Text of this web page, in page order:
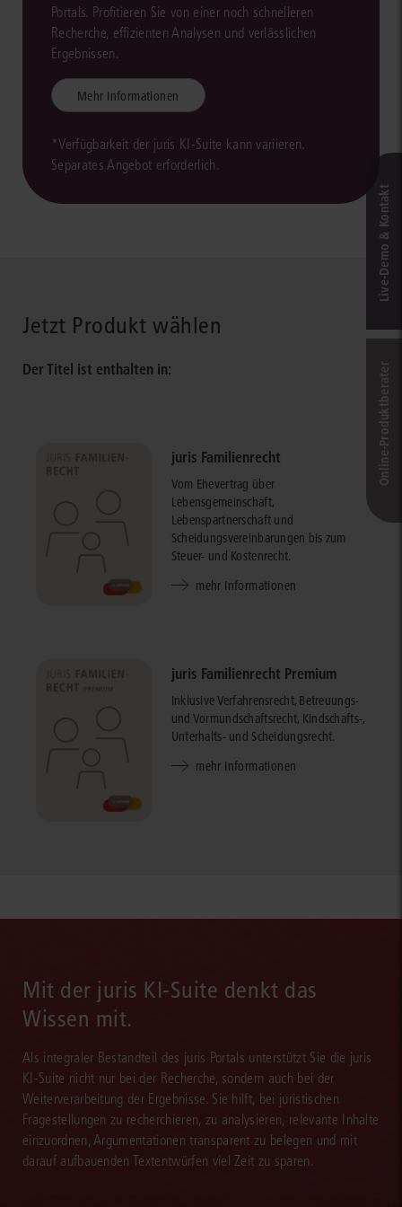
Portals. Profitieren Sie von einer noch schnelleren
Recherche, effizienten Analysen und verlässlichen
Ergebnissen.
Mehr Informationen
*Verfügbarkeit der juris KI-Suite kann variieren.
Separates Angebot erforderlich.
Jetzt Produkt wählen
Der Titel ist enthalten in:
juris Familienrecht
Vom Ehevertrag über
Lebensgemeinschaft,
Lebenspartnerschaft und
Scheidungsvereinbarungen bis zum
Steuer- und Kostenrecht.
mehr Informationen
juris Familienrecht Premium
Inklusive Verfahrensrecht, Betreuungs-
und Vormundschaftsrecht, Kindschafts-,
Unterhalts- und Scheidungsrecht.
mehr Informationen
Mit der juris KI-Suite denkt das
Wissen mit.
Als integraler Bestandteil des juris Portals unterstützt Sie die juris
KI-Suite nicht nur bei der Recherche, sondern auch bei der
Weiterverarbeitung der Ergebnisse. Sie hilft, bei juristischen
Fragestellungen zu recherchieren, zu analysieren, relevante Inhalte
einzuordnen, Argumentationen transparent zu belegen und mit
darauf aufbauenden Textentwürfen viel Zeit zu sparen.
Live‑Demo & Kontakt
Online-Produkt­berater